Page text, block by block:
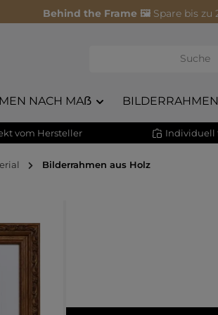
Behind the Frame 🖼️ Spare bis zu
NACH MAẞ
vom Hersteller Individuell
Bilderrahmen aus Holz